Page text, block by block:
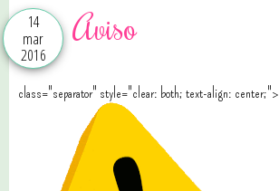
14
mar
2016
Aviso
class="separator" style="clear: both; text-align: center;">